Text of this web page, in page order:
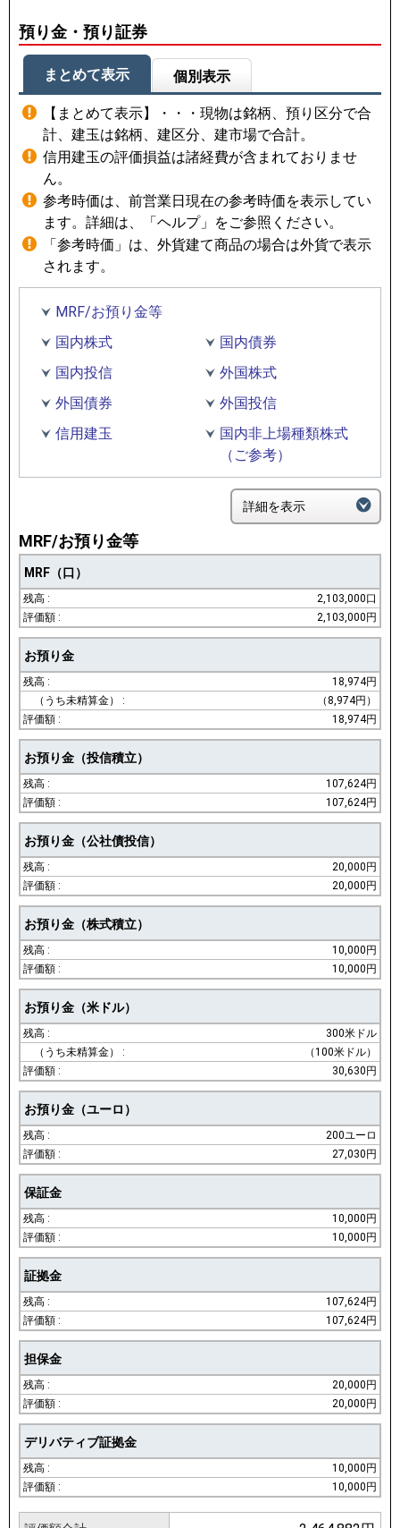
預り金・預り証券
まとめて表示 個別表示
【まとめて表示】・・・現物は銘柄、預り区分で合
計、建玉は銘柄、建区分、建市場で合計。
信用建玉の評価損益は諸経費が含まれておりませ
ん。
参考時価は、前営業日現在の参考時価を表示してい
ます。詳細は、「ヘルプ」をご参照ください。
「参考時価」は、外貨建て商品の場合は外貨で表示
されます。
MRF/お預り金等
国内株式
国内債券
国内投信
外国株式
外国債券
外国投信
信用建玉
国内非上場種類株式
（ご参考）
詳細を表示
MRF/お預り金等
MRF（口）
2,103,000口
2,103,000円
お預り金
18,974円
（8,974円）
18,974円
お預り金（投信積立）
107,624円
107,624円
お預り金（公社債投信）
20,000円
20,000円
お預り金（株式積立）
10,000円
10,000円
お預り金（米ドル）
300米ドル
（100米ドル）
30,630円
お預り金（ユーロ）
200ユーロ
27,030円
保証金
10,000円
10,000円
証拠金
107,624円
107,624円
担保金
20,000円
20,000円
デリバティブ証拠金
10,000円
10,000円